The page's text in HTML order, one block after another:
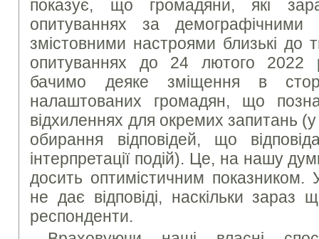
показує, що громадяни, які
опитуваннях за демографічними
змістовними настроями близькі до
опитуваннях до 24 лютого 2022
бачимо деяке зміщення в
налаштованих громадян, що
відхиленнях для окремих запитань
обирання відповідей, що
інтерпретації подій). Це, на нашу
досить оптимістичним показником.
не дає відповіді, наскільки зараз
респонденти.